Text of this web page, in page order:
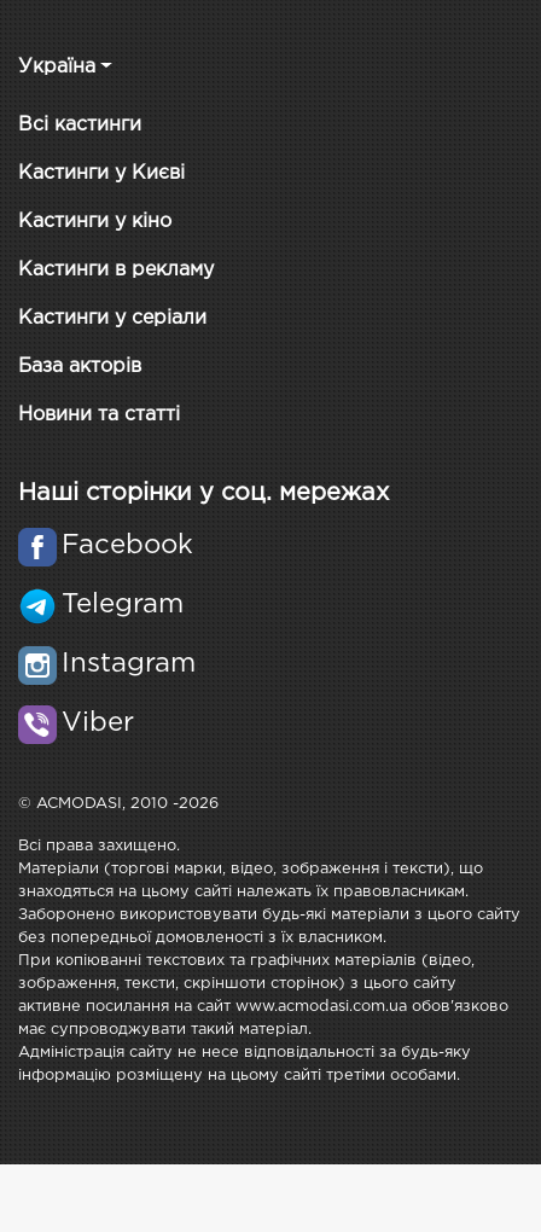
Україна
Всі кастинги
Кастинги у Києві
Кастинги у кіно
Кастинги в рекламу
Кастинги у серіали
База акторів
Новини та статті
Наші сторінки у соц. мережах
Facebook
Telegram
Instagram
Viber
© ACMODASI, 2010 -2026
Всі права захищено.
Матеріали (торгові марки, відео, зображення і тексти), що
знаходяться на цьому сайті належать їх правовласникам.
Заборонено використовувати будь-які матеріали з цього сайту
без попередньої домовленості з їх власником.
При копіюванні текстових та графічних матеріалів (відео,
зображення, тексти, скріншоти сторінок) з цього сайту
активне посилання на сайт www.acmodasi.com.ua обов'язково
має супроводжувати такий матеріал.
Адміністрація сайту не несе відповідальності за будь-яку
інформацію розміщену на цьому сайті третіми особами.